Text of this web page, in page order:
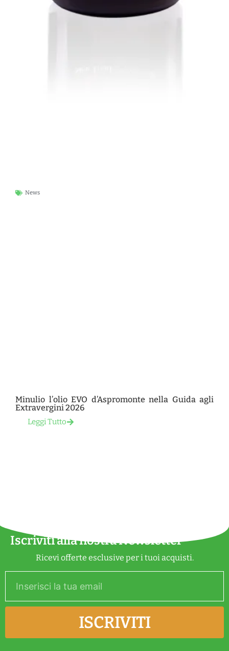
News
Minulio l’olio EVO d’Aspromonte nella Guida agli
Extravergini 2026
Leggi Tutto
Iscriviti alla nostra Newsletter
Ricevi offerte esclusive per i tuoi acquisti.
ISCRIVITI